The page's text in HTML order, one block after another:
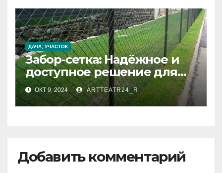
ДАЧА, УЧАСТОК
Забор-сетка: Надёжное и
доступное решение для
вашего участка
ОКТ 9, 2024 ARTTEATR24_R
Добавить комментарий